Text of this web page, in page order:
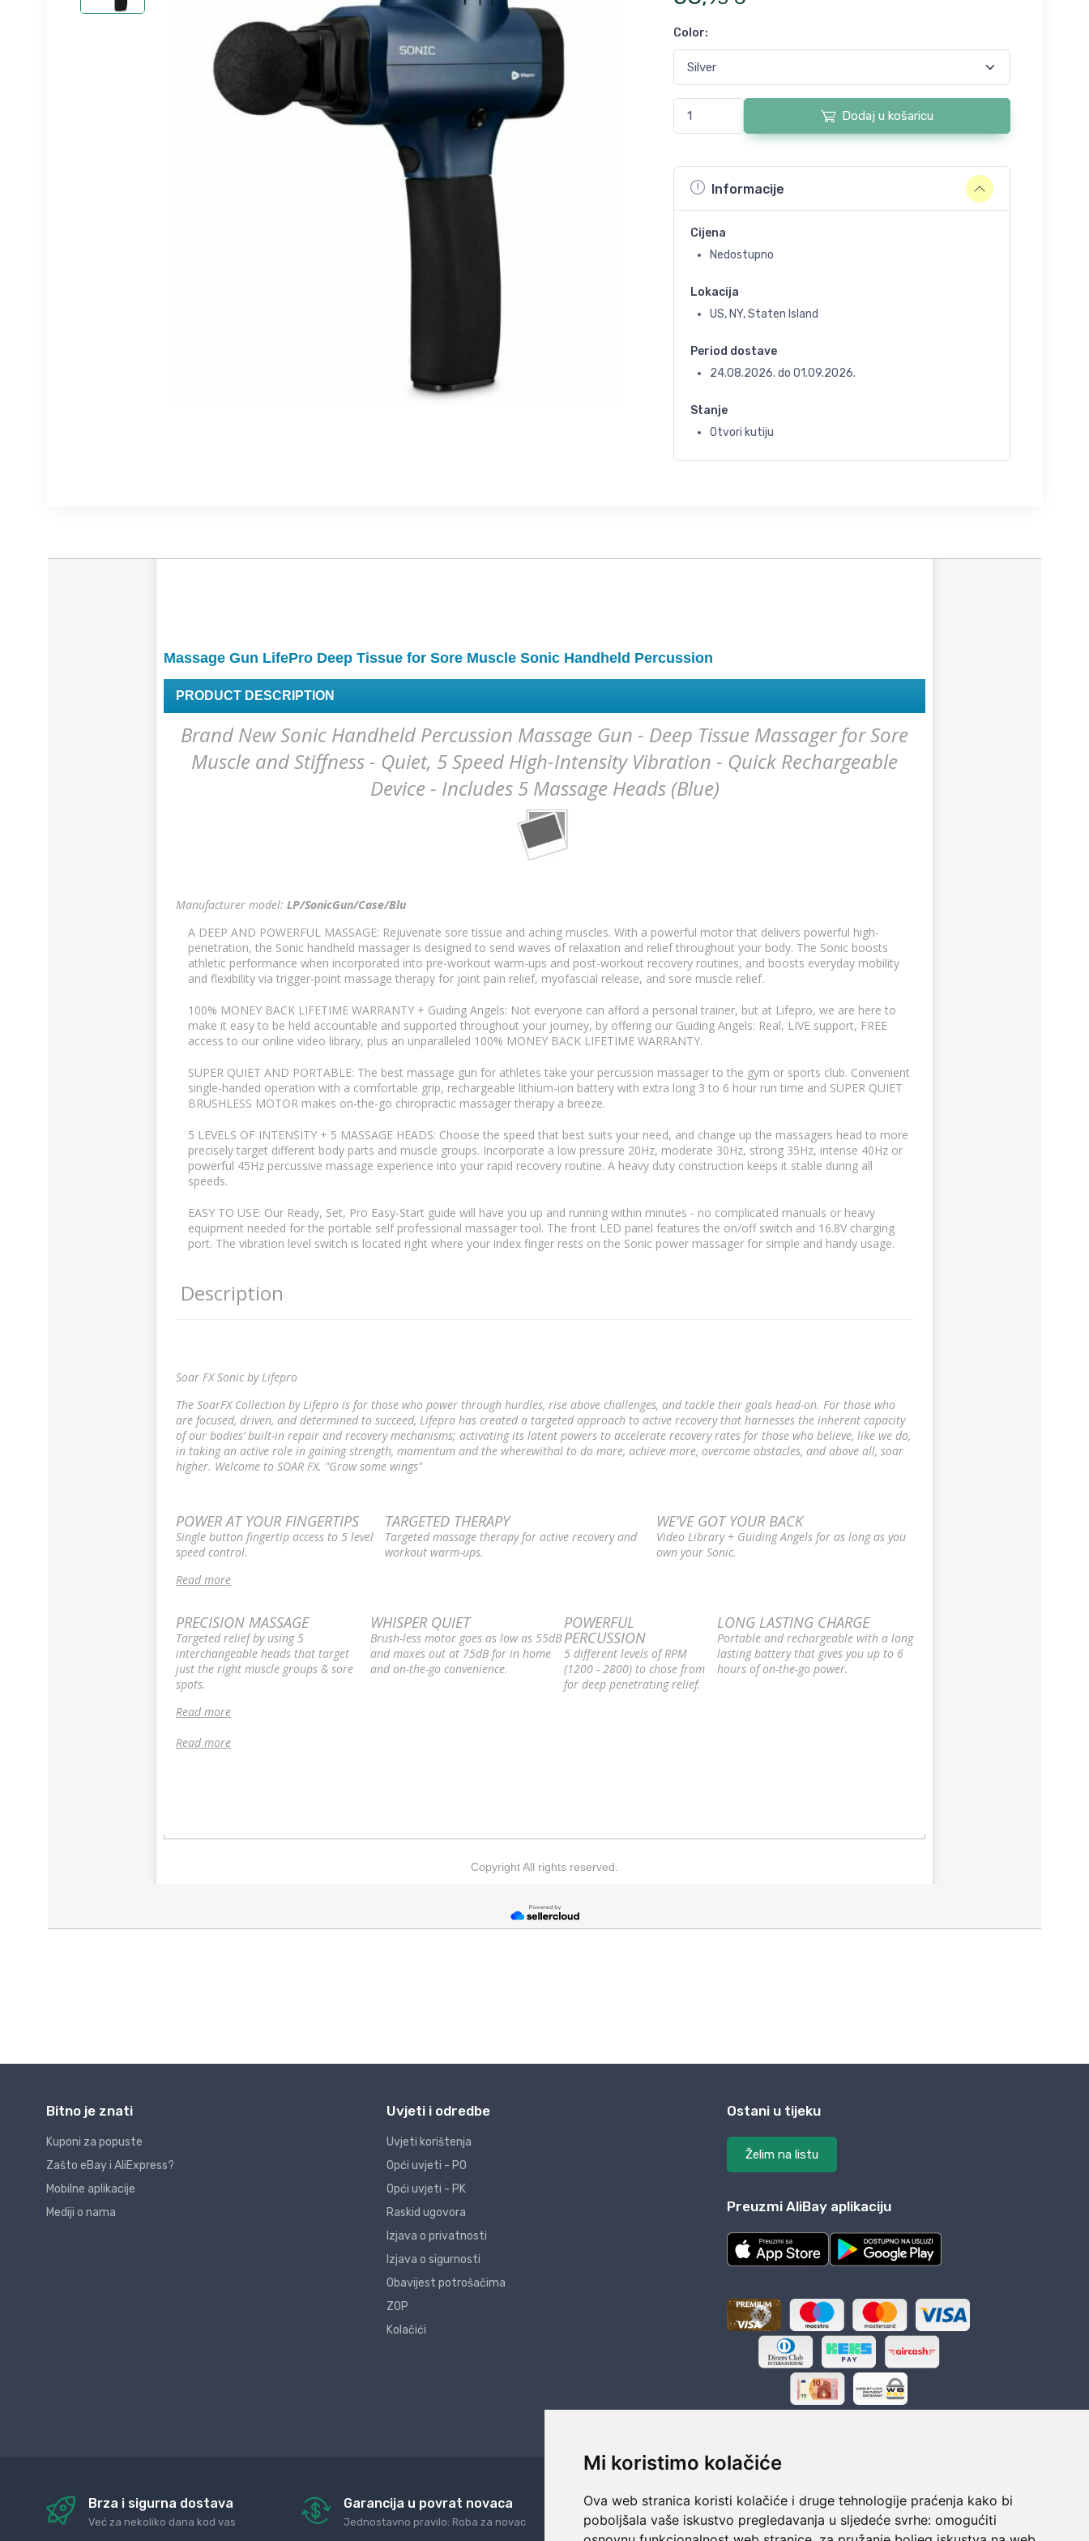
Mi koristimo kolačiće
Ova web stranica koristi kolačiće i druge tehnologije praćenja kako bi
poboljšala vaše iskustvo pregledavanja u sljedeće svrhe: omogućiti
Color:
Dodaj u košaricu
Informacije
Cijena
Nedostupno
Lokacija
US, NY, Staten Island
Period dostave
24.08.2026. do 01.09.2026.
Stanje
Otvori kutiju
Bitno je znati
Kuponi za popuste
Zašto eBay i AliExpress?
Mobilne aplikacije
Mediji o nama
Uvjeti i odredbe
Uvjeti korištenja
Opći uvjeti - PO
Opći uvjeti - PK
Raskid ugovora
Izjava o privatnosti
Izjava o sigurnosti
Obavijest potrošačima
ZOP
Kolačići
Ostani u tijeku
Želim na listu
Preuzmi AliBay aplikaciju
Brza i sigurna dostava
Već za nekoliko dana kod vas
Garancija u povrat novaca
Jednostavno pravilo: Roba za novac
24/7 odlična podrška
Naši agenti uvijek na raspolaganju
Sigurno obročno plaćanje
Do 24 rata bez kamata